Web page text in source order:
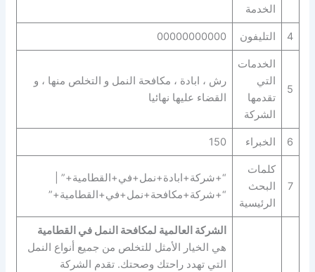
الخدمة
4 التليفون 00000000000
5
الخدمات
التي
تقدمها
الشركة
رش ، ابادة ، مكافحة النمل و التخلص منها ، و
القضاء عليها نهائيا
6 الخبراء 150
7
كلمات
البحث
الرئيسية
“+شركة+ابادة+نمل+في+القطامية+” |
“+شركة+مكافحة+نمل+في+القطامية+”
الشركة العالمية لمكافحة النمل في القطامية
هي الخيار الأمثل للتخلص من جميع أنواع النمل
التي تهدد راحتك وصحتك. تقدم الشركة